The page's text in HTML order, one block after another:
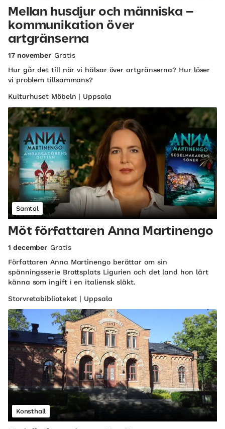
Mellan husdjur och människa –
kommunikation över
artgränserna
17 november Gratis
Hur går det till när vi hälsar över artgränserna? Hur löser
vi problem tillsammans?
Kulturhuset Möbeln | Uppsala
Samtal
Möt författaren Anna Martinengo
1 december Gratis
Författaren Anna Martinengo berättar om sin
spänningsserie Brottsplats Ligurien och det land hon lärt
känna som ingift i en italiensk släkt.
Storvretabiblioteket | Uppsala
Konsthall